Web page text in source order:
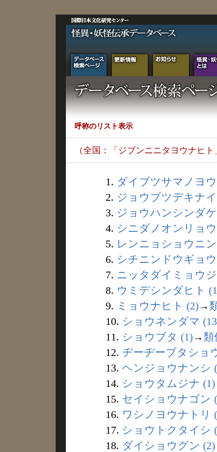
呼称のリスト表示
（全国：「ジブンニニタヨウナヒ
1. ダイブツサマノヨ
2. ジョウブツデキナ
3. ジョウハンシンダ
4. シニダノオンリョ
5. レンニョショウニ
6. シチニンドウギョ
7. ニッタダイミョウ
8. ウミデシンダヒト
9. ミョウナヒト (2)→
10. ショウネンダマ
11. ショウブタ (1)→ 類
12. ヂーヂーブタショ
13. ヘンジョウナンシ
14. ショウタムジナ (1)
15. セイショウナゴン
16. ワシノヨウナトリ
17. ショウトクタイシ
18. ダイショウグン (2)